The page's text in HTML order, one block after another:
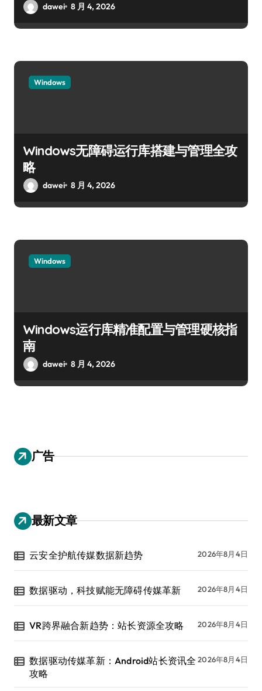
dawei 8 月 4, 2026
Windows
Windows无障碍运行库搭建与管理全攻
略
dawei 8 月 4, 2026
Windows
Windows运行库精准配置与管理硬核指
南
dawei 8 月 4, 2026
广告
最新文章
云安全护航传媒数据新趋势 2026年8月4日
数据驱动，科技赋能无障碍传媒革新 2026年8月4日
VR跨界融合新趋势：站长资源全攻略 2026年8月4日
数据驱动传媒革新：Android站长资讯全
攻略
2026年8月4日